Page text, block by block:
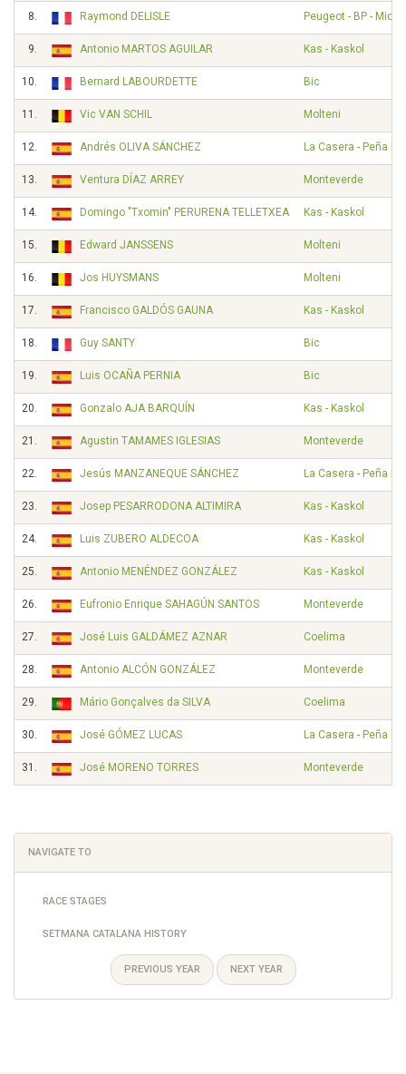
8. Raymond DELISLE Peugeot - BP -
9. Antonio MARTOS AGUILAR Kas - Kaskol
10. Bernard LABOURDETTE Bic
11. Vic VAN SCHIL Molteni
12. Andrés OLIVA SÁNCHEZ La Casera - Peña
13. Ventura DÍAZ ARREY Monteverde
14. Domingo "Txomin" PERURENA TELLETXEA Kas - Kaskol
15. Edward JANSSENS Molteni
16. Jos HUYSMANS Molteni
17. Francisco GALDÓS GAUNA Kas - Kaskol
18. Guy SANTY Bic
19. Luis OCAÑA PERNIA Bic
20. Gonzalo AJA BARQUÍN Kas - Kaskol
21. Agustin TAMAMES IGLESIAS Monteverde
22. Jesús MANZANEQUE SÁNCHEZ La Casera - Peña
23. Josep PESARRODONA ALTIMIRA Kas - Kaskol
24. Luis ZUBERO ALDECOA Kas - Kaskol
25. Antonio MENÉNDEZ GONZÁLEZ Kas - Kaskol
26. Eufronio Enrique SAHAGÚN SANTOS Monteverde
27. José Luis GALDÁMEZ AZNAR Coelima
28. Antonio ALCÓN GONZÁLEZ Monteverde
29. Mário Gonçalves da SILVA Coelima
30. José GÓMEZ LUCAS La Casera - Peña
31. José MORENO TORRES Monteverde
NAVIGATE TO
RACE STAGES
SETMANA CATALANA HISTORY
PREVIOUS YEAR NEXT YEAR